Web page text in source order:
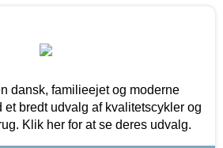
dansk, familieejet og moderne
et bredt udvalg af kvalitetscykler og
Klik her for at se deres udvalg.